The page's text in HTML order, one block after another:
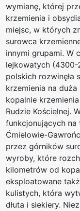
wymianę, której
krzemienia i
miejsc, w których
surowca
innymi grupami. W
lejkowatych (4300-
polskich rozwinęła
krzemienia na duża
kopalnie
Rudzie Kościelnej.
funkcjonujących
Ćmielowie-
przez górników
wyroby, które
kilometrów od
eksploatowane
kulistych, która
dłuta i siekiery.